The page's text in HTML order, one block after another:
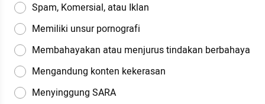
Spam, Komersial, atau Iklan
Memiliki unsur pornografi
Membahayakan atau menjurus tindakan berbahaya
Mengandung konten kekerasan
Menyinggung SARA